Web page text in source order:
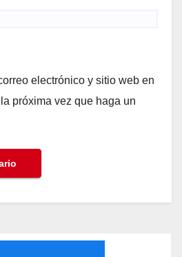
electrónico y sitio web en
próxima vez que haga un